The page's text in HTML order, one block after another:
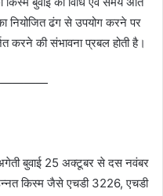
नियोजित ढंग से उपयोग करने पर
करने की संभावना प्रबल होती है।
बुवाई 25 अक्टूबर से दस नवंबर
किस्म जैसे एचडी 3226, एचडी